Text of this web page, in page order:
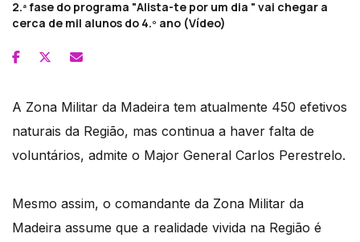
2.ª fase do programa "Alista-te por um dia " vai chegar a
cerca de mil alunos do 4.º ano (Vídeo)
A Zona Militar da Madeira tem atualmente 450 efetivos
naturais da Região, mas continua a haver falta de
voluntários, admite o Major General Carlos Perestrelo.
Mesmo assim, o comandante da Zona Militar da
Madeira assume que a realidade vivida na Região é